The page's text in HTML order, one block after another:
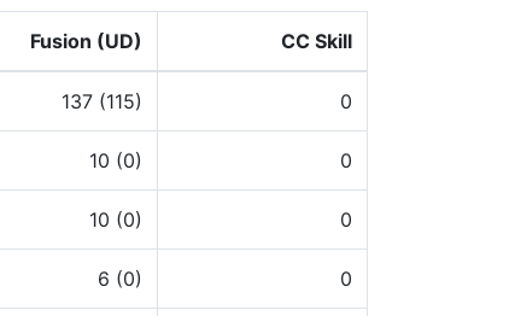
Fusion (UD) CC Skill
137 (115) 0
10 (0) 0
10 (0) 0
6 (0) 0